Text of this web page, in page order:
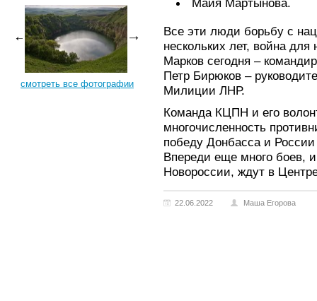
смотреть все фотографии
Майя Мартынова.
Все эти люди борьбу с
нескольких лет, война
Марков сегодня –
Петр Бирюков –
Милиции ЛНР.
Команда КЦПН и его
многочисленность
победу Донбасса и
Впереди еще много боев,
Новороссии, ждут в
22.06.2022 Маша Егорова